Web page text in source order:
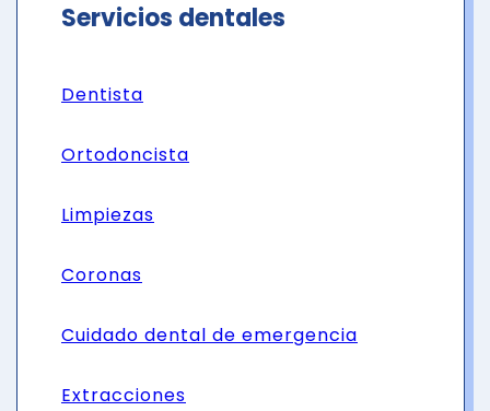
Servicios dentales
Dentista
Ortodoncista
Limpiezas
Coronas
Cuidado dental de emergencia
Extracciones